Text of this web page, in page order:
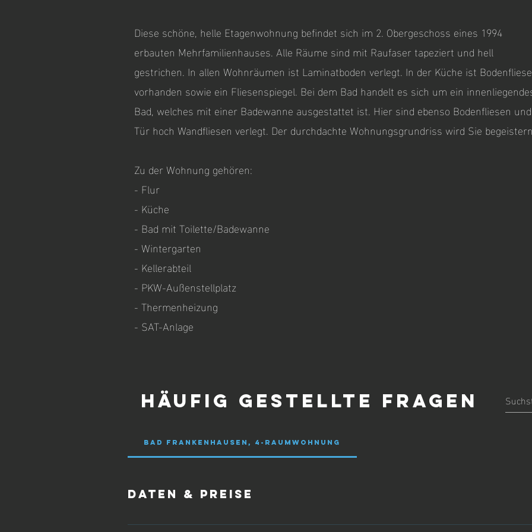
Diese schöne, helle Etagenwohnung befindet sich im 2. Obergeschoss eines 1994
erbauten Mehrfamilienhauses. Alle Räume sind mit Raufaser tapeziert und hell
gestrichen. In allen Wohnräumen ist Laminatboden verlegt. In der Küche ist
vorhanden sowie ein Fliesenspiegel. Bei dem Bad handelt es sich um ein
Bad, welches mit einer Badewanne ausgestattet ist. Hier sind ebenso Bodenfliesen und
Tür hoch Wandfliesen verlegt. Der durchdachte Wohnungsgrundriss wird Sie
​Zu der Wohnung gehören:
- Flur
- Küche
- Bad mit Toilette/Badewanne
- Wintergarten
- Kellerabteil
- PKW-Außenstellplatz
- Thermenheizung
- SAT-Anlage
Häufig gestellte Fragen
Bad Frankenhausen, 4-Raumwohnung
Daten & Preise
Wohnfläche ca.: 99,00 m² Zimmeranzahl: 4 Hausgeld: 169,00 Euro / monatlich Erhaltungsrücklage: